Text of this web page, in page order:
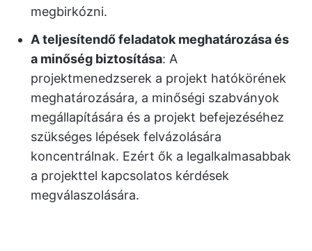
megbirkózni.
A teljesítendő feladatok meghatározása és
a minőség biztosítása: A
projektmenedzserek a projekt hatókörének
meghatározására, a minőségi szabványok
megállapítására és a projekt befejezéséhez
szükséges lépések felvázolására
koncentrálnak. Ezért ők a legalkalmasabbak
a projekttel kapcsolatos kérdések
megválaszolására.